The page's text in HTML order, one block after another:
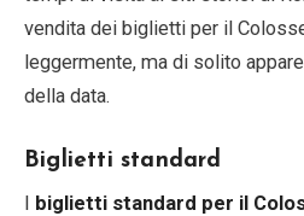
vendita dei biglietti per il
leggermente, ma di solito
della data.
Biglietti standard
I biglietti standard per il